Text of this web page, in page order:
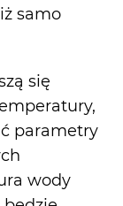
samo
się
parametry
wody